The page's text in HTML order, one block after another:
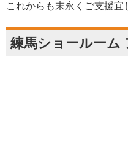
これからも末永くご支援宜
練馬ショールーム